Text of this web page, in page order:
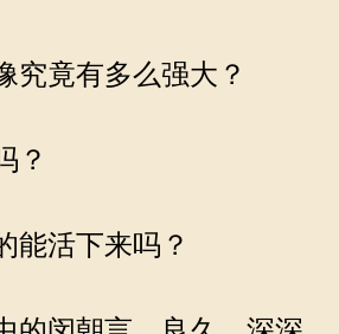
竟有多么强大？
？
活下来吗？